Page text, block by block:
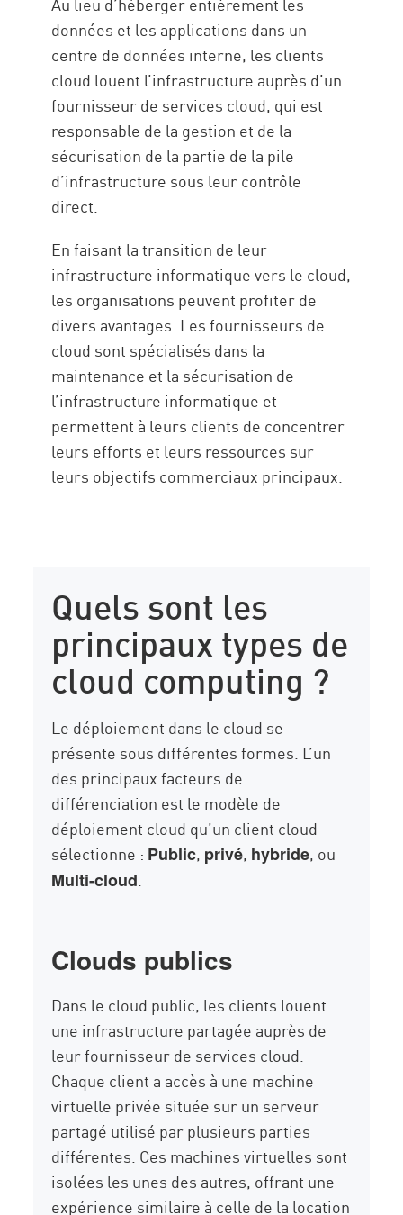
données et les applications dans un
centre de données interne, les clients
cloud louent l’infrastructure auprès d’un
fournisseur de services cloud, qui est
responsable de la gestion et de la
sécurisation de la partie de la pile
d’infrastructure sous leur contrôle
direct.
En faisant la transition de leur
infrastructure informatique vers le cloud,
les organisations peuvent profiter de
divers avantages. Les fournisseurs de
cloud sont spécialisés dans la
maintenance et la sécurisation de
l’infrastructure informatique et
permettent à leurs clients de concentrer
leurs efforts et leurs ressources sur
leurs objectifs commerciaux principaux.
Quels sont les
principaux types de
cloud computing ?
Le déploiement dans le cloud se
présente sous différentes formes. L’un
des principaux facteurs de
différenciation est le modèle de
déploiement cloud qu’un client cloud
sélectionne : Public, privé, hybride, ou
Multi-cloud.
Clouds publics
Dans le cloud public, les clients louent
une infrastructure partagée auprès de
leur fournisseur de services cloud.
Chaque client a accès à une machine
virtuelle privée située sur un serveur
partagé utilisé par plusieurs parties
différentes. Ces machines virtuelles sont
isolées les unes des autres, offrant une
expérience similaire à celle de la location